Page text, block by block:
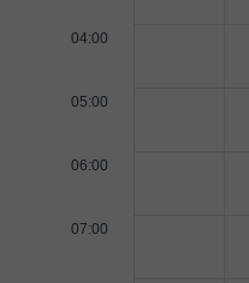
04:00
05:00
06:00
07:00